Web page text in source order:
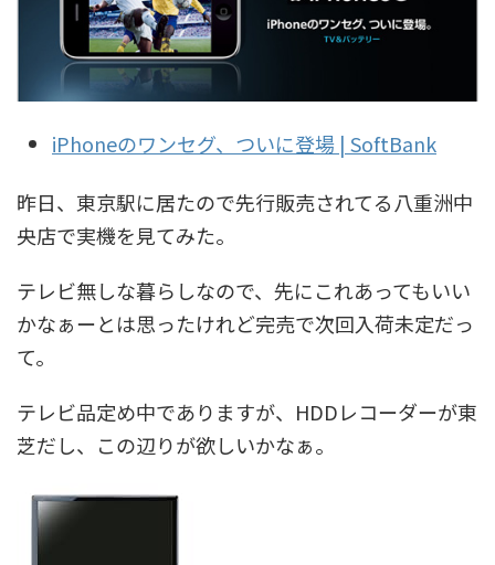
iPhoneのワンセグ、ついに登場 | SoftBank
昨日、東京駅に居たので先行販売されてる八重洲中
央店で実機を見てみた。
テレビ無しな暮らしなので、先にこれあってもいい
かなぁーとは思ったけれど完売で次回入荷未定だっ
て。
テレビ品定め中でありますが、HDDレコーダーが東
芝だし、この辺りが欲しいかなぁ。